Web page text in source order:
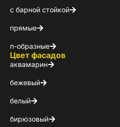
с барной стойкой
прямые
п-образные
Цвет фасадов
аквамарин
бежевый
белый
бирюзовый
КОНТАКТЫ
БЛОГ